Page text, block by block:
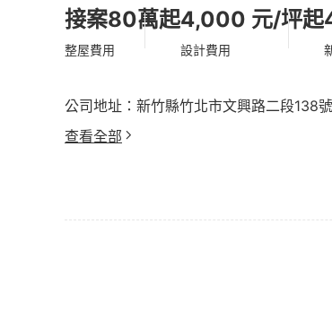
接案80萬起
整屋費用
4,000 元/坪起
設計費用
公司地址：新竹縣竹北市文興路二段138
查看全部